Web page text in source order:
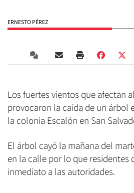
ERNESTO PÉREZ
Los fuertes vientos que afectan
provocaron la caída de un árbol
la colonia Escalón en San
El árbol cayó la mañana del
en la calle por lo que residentes
inmediato a las autoridades.